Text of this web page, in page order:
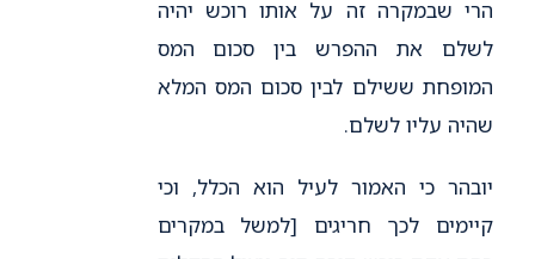
הרי שבמקרה זה על אותו רוכש יהיה
לשלם את ההפרש בין סכום המס
המופחת ששילם לבין סכום המס המלא
שהיה עליו לשלם.
יובהר כי האמור לעיל הוא הכלל, וכי
קיימים לכך חריגים [למשל במקרים